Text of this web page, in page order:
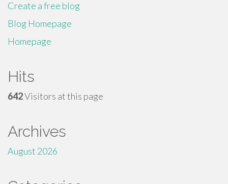
Create a free blog
Blog Homepage
Homepage
Hits
642Visitors at this page
Archives
August 2026